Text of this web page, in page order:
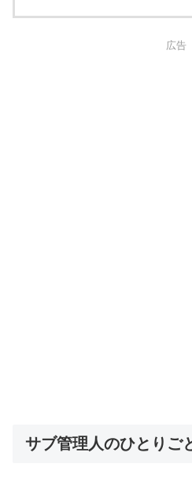
広告
サブ管理人のひとりご